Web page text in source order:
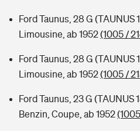
Ford Taunus, 28 G (TAUNUS
Limousine, ab 1952(1005 /
Ford Taunus, 28 G (TAUNUS
Limousine, ab 1952(1005 /
Ford Taunus, 23 G (TAUNUS
Benzin, Coupe, ab 1952